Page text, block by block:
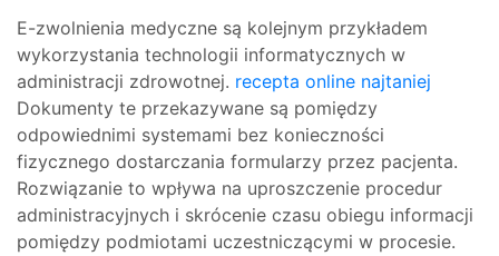
E-zwolnienia medyczne są kolejnym przykładem
wykorzystania technologii informatycznych w
administracji zdrowotnej. recepta online najtaniej
Dokumenty te przekazywane są pomiędzy
odpowiednimi systemami bez konieczności
fizycznego dostarczania formularzy przez pacjenta.
Rozwiązanie to wpływa na uproszczenie procedur
administracyjnych i skrócenie czasu obiegu informacji
pomiędzy podmiotami uczestniczącymi w procesie.